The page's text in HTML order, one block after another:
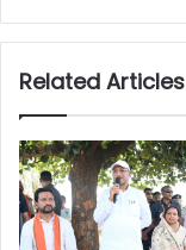
Related Articles